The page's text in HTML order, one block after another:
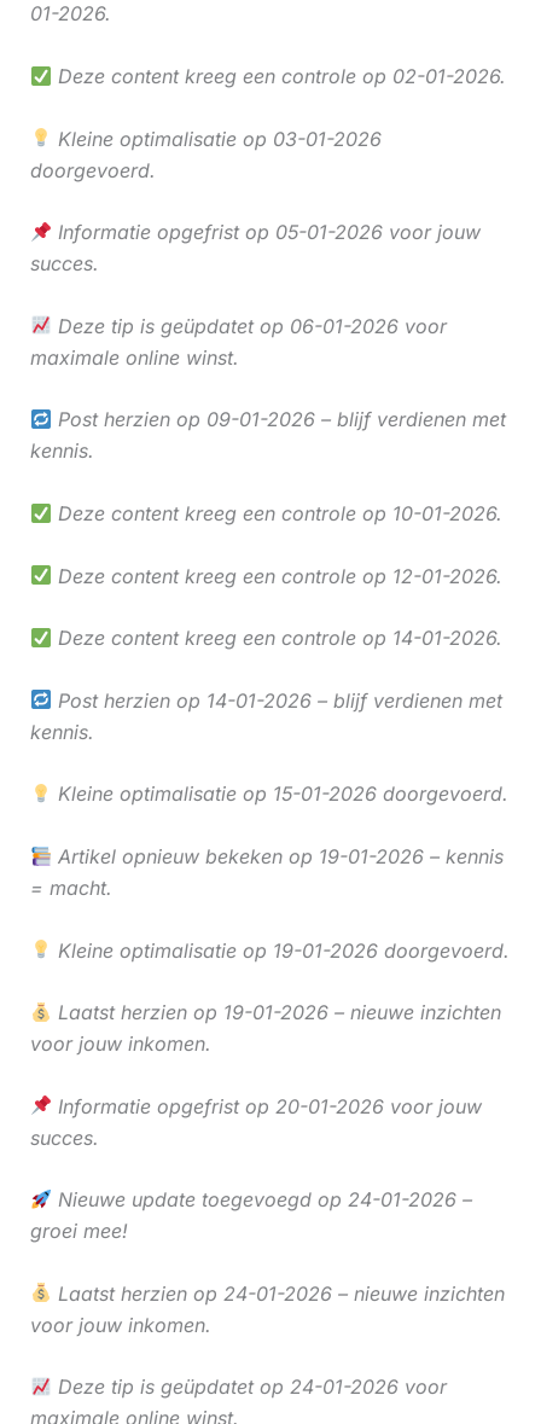
01-2026.
Deze content kreeg een controle op 02-01-2026.
Kleine optimalisatie op 03-01-2026
doorgevoerd.
Informatie opgefrist op 05-01-2026 voor jouw
succes.
Deze tip is geüpdatet op 06-01-2026 voor
maximale online winst.
Post herzien op 09-01-2026 – blijf verdienen met
kennis.
Deze content kreeg een controle op 10-01-2026.
Deze content kreeg een controle op 12-01-2026.
Deze content kreeg een controle op 14-01-2026.
Post herzien op 14-01-2026 – blijf verdienen met
kennis.
Kleine optimalisatie op 15-01-2026 doorgevoerd.
Artikel opnieuw bekeken op 19-01-2026 – kennis
= macht.
Kleine optimalisatie op 19-01-2026 doorgevoerd.
Laatst herzien op 19-01-2026 – nieuwe inzichten
voor jouw inkomen.
Informatie opgefrist op 20-01-2026 voor jouw
succes.
Nieuwe update toegevoegd op 24-01-2026 –
groei mee!
Laatst herzien op 24-01-2026 – nieuwe inzichten
voor jouw inkomen.
Deze tip is geüpdatet op 24-01-2026 voor
maximale online winst.